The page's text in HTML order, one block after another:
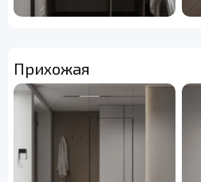
Прихожая